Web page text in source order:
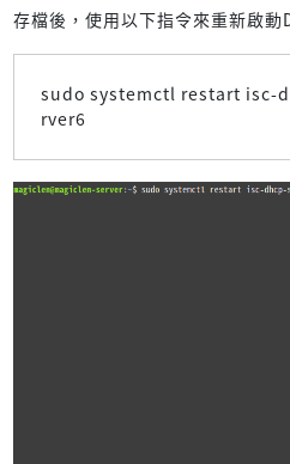
存檔後，使用以下指令來重新啟動
sudo systemctl restart isc-
rver6